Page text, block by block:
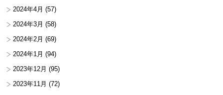
2024年4月 (57)
2024年3月 (58)
2024年2月 (69)
2024年1月 (94)
2023年12月 (95)
2023年11月 (72)